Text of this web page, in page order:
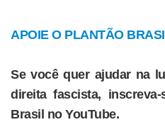
APOIE O PLANTÃO
Se você quer ajudar na
direita fascista,
Brasil no YouTube.